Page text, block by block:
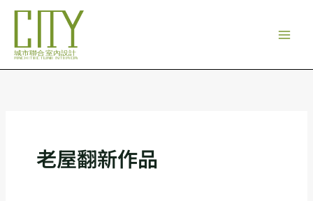
內
老屋翻新作品